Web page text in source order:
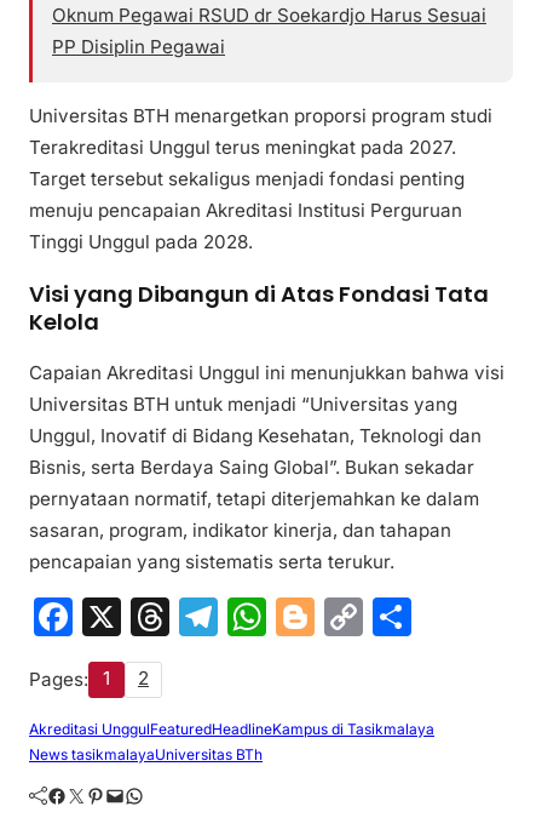
Oknum Pegawai RSUD dr Soekardjo Harus Sesuai
PP Disiplin Pegawai
Universitas BTH menargetkan proporsi program studi
Terakreditasi Unggul terus meningkat pada 2027.
Target tersebut sekaligus menjadi fondasi penting
menuju pencapaian Akreditasi Institusi Perguruan
Tinggi Unggul pada 2028.
Visi yang Dibangun di Atas Fondasi Tata
Kelola
Capaian Akreditasi Unggul ini menunjukkan bahwa visi
Universitas BTH untuk menjadi “Universitas yang
Unggul, Inovatif di Bidang Kesehatan, Teknologi dan
Bisnis, serta Berdaya Saing Global”. Bukan sekadar
pernyataan normatif, tetapi diterjemahkan ke dalam
sasaran, program, indikator kinerja, dan tahapan
pencapaian yang sistematis serta terukur.
F
a
c
e
b
o
X
T
a
d
T
gr
a
W
s
Bl
g
C
y e
Pages: 1 2
Akreditasi UnggulFeaturedHeadlineKampus di Tasikmalaya
News tasikmalayaUniversitas BTh
Facebook Twitter Pinterest Mail WhatsApp